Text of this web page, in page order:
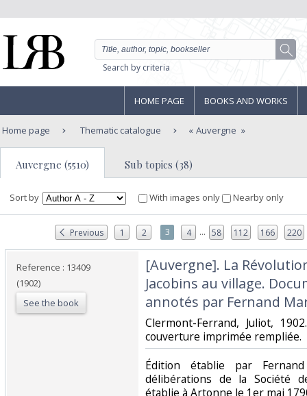
Search by criteria
HOME PAGE BOOKS AND WORKS
Home page Thematic catalogue Auvergne
Auvergne (5510) Sub topics (38)
Sort by With images only Nearby only
Previous 1 2 3 4 ... 58 112 166 220
Reference : 13409
(1902)
See the book
‎[Auvergne]. La
Jacobins au village.
annotés par Fernand
‎Clermont-Ferrand, Juliot,
couverture imprimée rempliée. ‎
‎Édition établie par
délibérations de la Société
établie à Artonne le 1er mai